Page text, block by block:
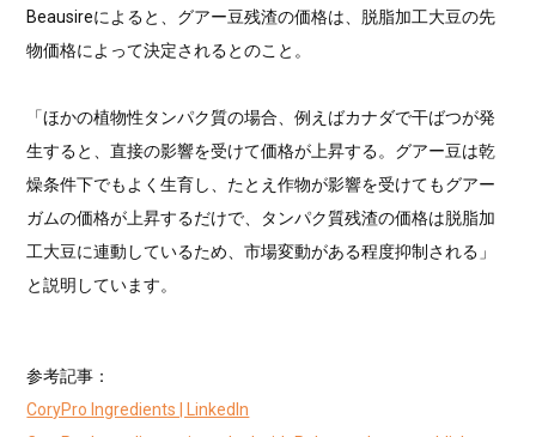
Beausireによると、グアー豆残渣の価格は、脱脂加工大豆の先
物価格によって決定されるとのこと。
「ほかの植物性タンパク質の場合、例えばカナダで干ばつが発
生すると、直接の影響を受けて価格が上昇する。グアー豆は乾
燥条件下でもよく生育し、たとえ作物が影響を受けてもグアー
ガムの価格が上昇するだけで、タンパク質残渣の価格は脱脂加
工大豆に連動しているため、市場変動がある程度抑制される」
と説明しています。
参考記事：
CoryPro Ingredients | LinkedIn